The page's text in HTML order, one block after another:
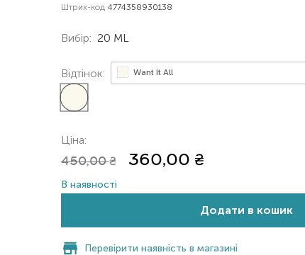
Штрих-код 4774358930138
Вибір: 20 ML
Відтінок: Want It All
Ціна:
450,00₴ 360,00 ₴
В наявності
Додати в кошик
Перевірити наявність в магазині